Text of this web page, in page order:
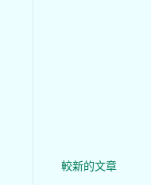
較新的文章